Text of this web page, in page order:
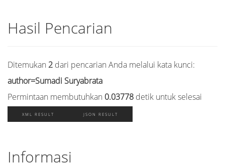
Hasil Pencarian
Ditemukan 2 dari pencarian Anda melalui kata kunci:
author=Sumadi Suryabrata
Permintaan membutuhkan 0.03778 detik untuk selesai
XML RESULT JSON RESULT
Informasi